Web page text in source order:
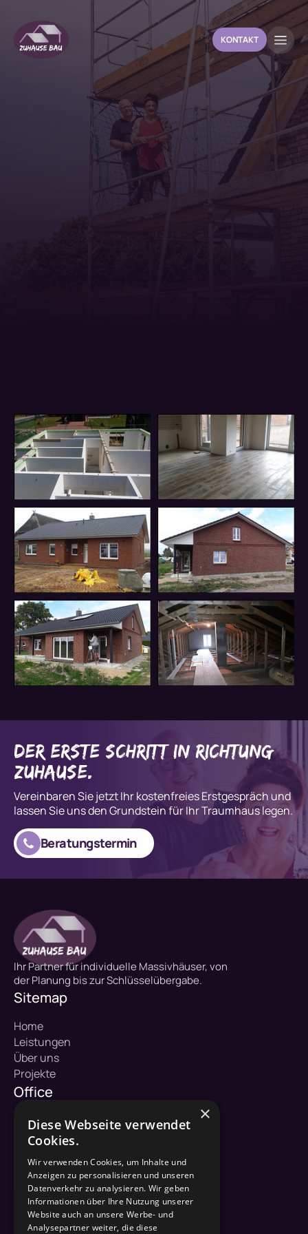
KONTAKT
der erste Schritt in Richtung
Zuhause.
Vereinbaren Sie jetzt Ihr kostenfreies Erstgespräch und
lassen Sie uns den Grundstein für Ihr Traumhaus legen.
Beratungstermin
Ihr Partner für individuelle Massivhäuser, von
der Planung bis zur Schlüsselübergabe.
Sitemap
Home
Leistungen
Über uns
Projekte
Office
ZuHause Bau GmbH
Hofkoppel 1
Kontakt
04542 / 822 36 50
info@zuhause-bau.de
×
Diese Webseite verwendet
Cookies.
Wir verwenden Cookies, um Inhalte und
Anzeigen zu personalisieren und unseren
Datenverkehr zu analysieren. Wir geben
Informationen über Ihre Nutzung unserer
Website auch an unsere Werbe- und
Analysepartner weiter, die diese